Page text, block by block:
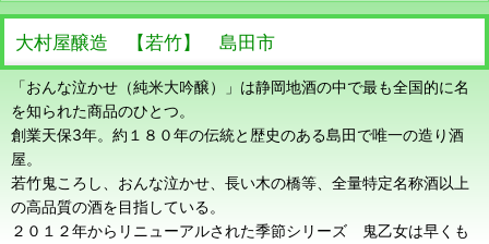
大村屋醸造 【若竹】 島田市
「おんな泣かせ（純米大吟醸）」は静岡地酒の中で最も全国的に名
を知られた商品のひとつ。
創業天保3年。約１８０年の伝統と歴史のある島田で唯一の造り酒
屋。
若竹鬼ころし、おんな泣かせ、長い木の橋等、全量特定名称酒以上
の高品質の酒を目指している。
２０１２年からリニューアルされた季節シリーズ 鬼乙女は早くも